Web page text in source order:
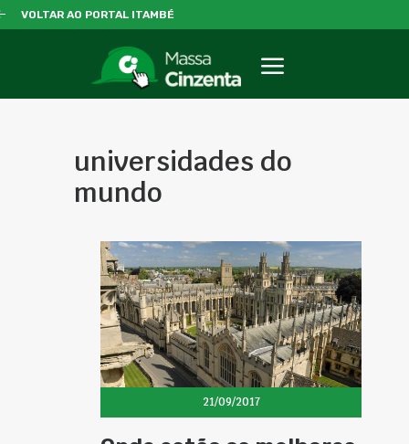
VOLTAR AO PORTAL ITAMBÉ
universidades do
mundo
21/09/2017